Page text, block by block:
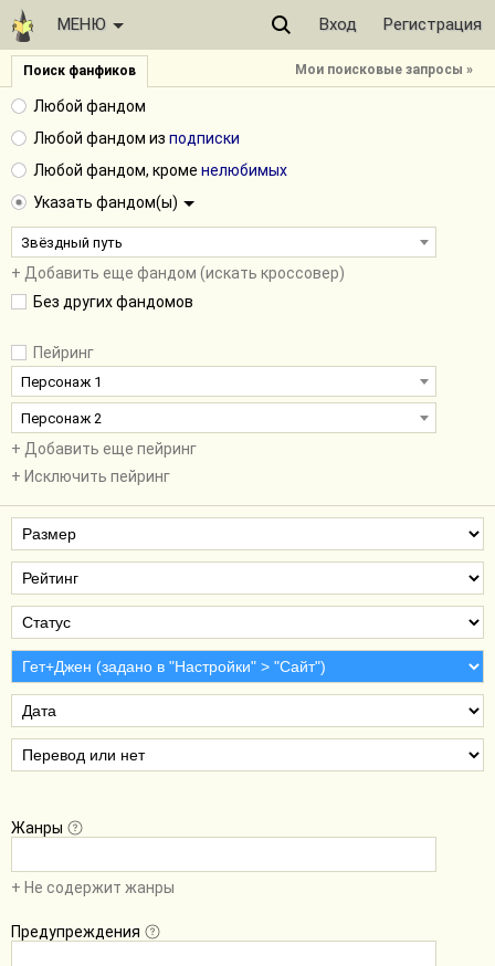
МЕНЮ Вход Регистрация
Поиск фанфиков Мои поисковые запросы »
Любой фандом
Любой фандом из подписки
Любой фандом, кроме нелюбимых
Указать фандом(ы)
Звёздный путь
+ Добавить еще фандом (искать кроссовер)
Без других фандомов
Пейринг
Персонаж 1
Персонаж 2
+ Добавить еще пейринг
+ Исключить пейринг
Жанры
+ Не содержит жанры
Предупреждения